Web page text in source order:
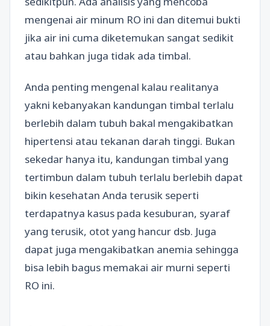
mengenai air minum RO ini dan ditemui bukti
jika air ini cuma diketemukan sangat sedikit
atau bahkan juga tidak ada timbal.
Anda penting mengenal kalau realitanya
yakni kebanyakan kandungan timbal terlalu
berlebih dalam tubuh bakal mengakibatkan
hipertensi atau tekanan darah tinggi. Bukan
sekedar hanya itu, kandungan timbal yang
tertimbun dalam tubuh terlalu berlebih dapat
bikin kesehatan Anda terusik seperti
terdapatnya kasus pada kesuburan, syaraf
yang terusik, otot yang hancur dsb. Juga
dapat juga mengakibatkan anemia sehingga
bisa lebih bagus memakai air murni seperti
RO ini.